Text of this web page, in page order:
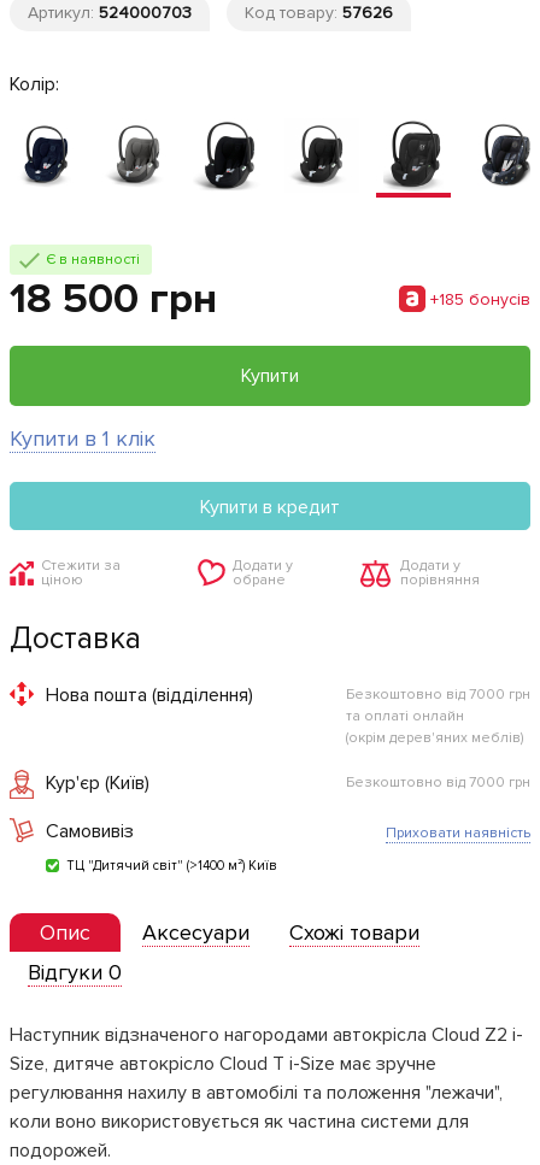
Артикул: 524000703 Код товару: 57626
Колір:
Є в наявності
18 500 грн +185 бонусiв
Купити
Купити в 1 клік
Купити в кредит
Стежити за
ціною
Додати у
обране
Додати у
порівняння
Доставка
Нова пошта (відділення)
Безкоштовно від 7000 грн
та оплаті онлайн
(окрім дерев'яних меблів)
Кур'єр (Київ) Безкоштовно від 7000 грн
Самовивіз
ТЦ "Дитячий світ" (>1400 м²) Київ
Приховати наявність
Опис Аксесуари
Схожі товари
Відгуки 0
Наступник відзначеного нагородами автокрісла Cloud Z2 i-
Size, дитяче автокрісло Cloud T i-Size має зручне
регулювання нахилу в автомобілі та положення "лежачи",
коли воно використовується як частина системи для
подорожей.